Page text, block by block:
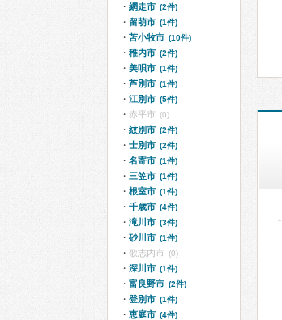
網走市 (2件)
留萌市 (1件)
苫小牧市 (10件)
稚内市 (2件)
美唄市 (1件)
芦別市 (1件)
江別市 (5件)
赤平市 (0)
紋別市 (2件)
士別市 (2件)
名寄市 (1件)
三笠市 (1件)
根室市 (1件)
千歳市 (4件)
滝川市 (3件)
砂川市 (1件)
歌志内市 (0)
深川市 (1件)
富良野市 (2件)
登別市 (1件)
恵庭市 (4件)